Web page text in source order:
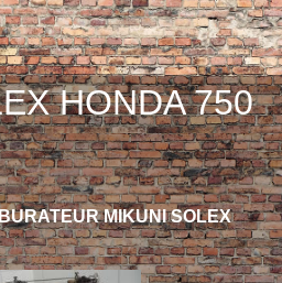
HONDA 750
MIKUNI SOLEX